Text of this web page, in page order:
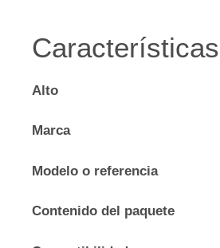
Características
Alto
Marca
Modelo o referencia
Contenido del paquete